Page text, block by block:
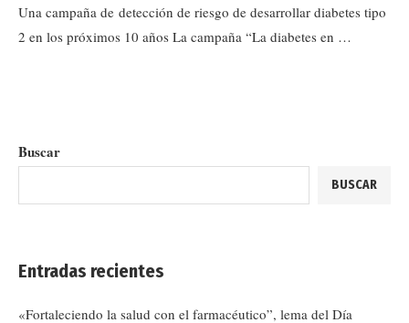
Una campaña de detección de riesgo de desarrollar diabetes tipo
2 en los próximos 10 años La campaña “La diabetes en …
Buscar
BUSCAR
Entradas recientes
«Fortaleciendo la salud con el farmacéutico”, lema del Día